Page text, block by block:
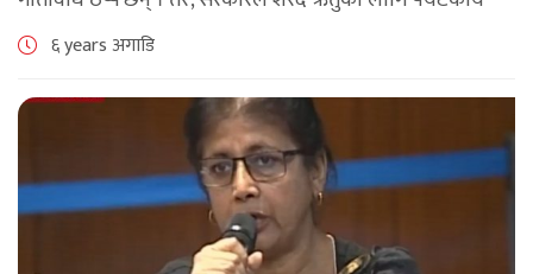
गतिविधि भने खुला गरेको छ । यसै सन्दर्भमा कोभिड पछि पहिलो
६ years अगाडि